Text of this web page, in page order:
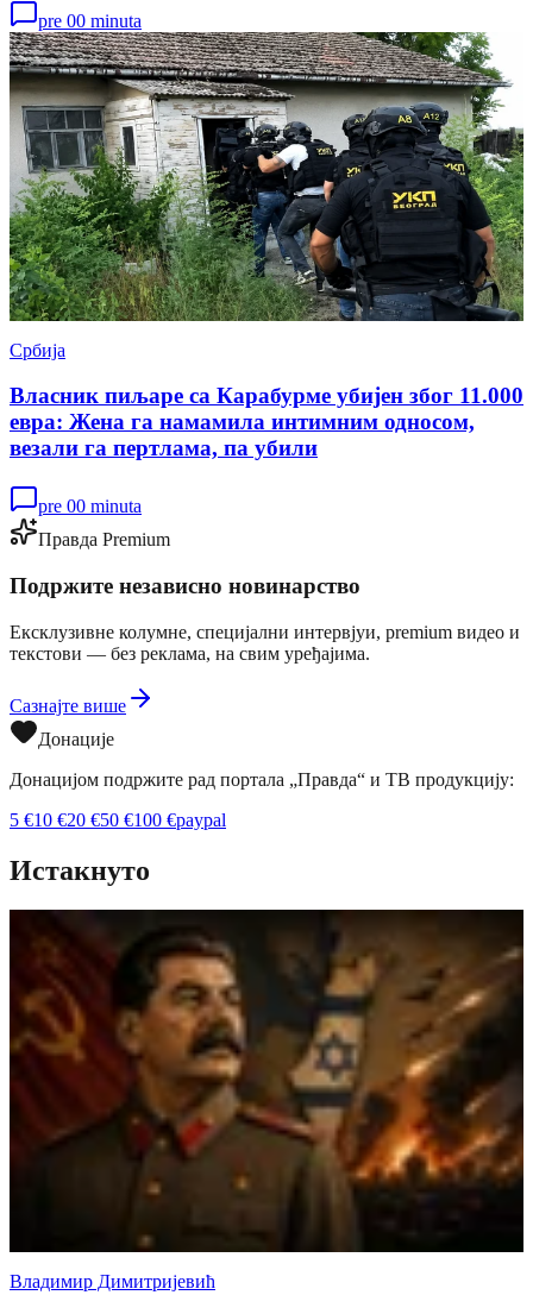
pre 00 minuta
Србија
Власник пиљаре са Карабурме убијен због 11.000
евра: Жена га намамила интимним односом,
везали га пертлама, па убили
pre 00 minuta
Правда Premium
Подржите независно новинарство
Ексклузивне колумне, специјални интервјуи, premium видео и
текстови — без реклама, на свим уређајима.
Сазнајте више
Донације
Донацијом подржите рад портала „Правда“ и ТВ продукцију:
5 €10 €20 €50 €100 €paypal
Истакнуто
Владимир Димитријевић